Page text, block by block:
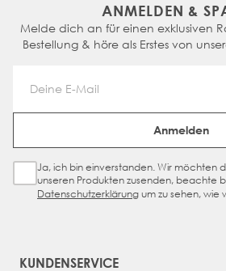
ANMELDEN &
Melde dich an für einen exklusiven
Bestellung & höre als Erstes von
Email
Anmelden
Sign Up Checkbox
Ja, ich bin einverstanden. Wir möchten
unseren Produkten zusenden, beachte
Datenschutzerklärungum zu sehen, wie
KUNDENSERVICE